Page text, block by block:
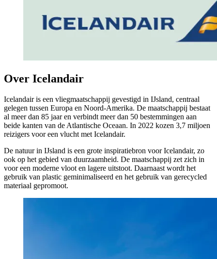
Over Icelandair
Icelandair is een vliegmaatschappij gevestigd in IJsland, centraal
gelegen tussen Europa en Noord-Amerika. De maatschappij bestaat
al meer dan 85 jaar en verbindt meer dan 50 bestemmingen aan
beide kanten van de Atlantische Oceaan. In 2022 kozen 3,7 miljoen
reizigers voor een vlucht met Icelandair.
De natuur in IJsland is een grote inspiratiebron voor Icelandair, zo
ook op het gebied van duurzaamheid. De maatschappij zet zich in
voor een moderne vloot en lagere uitstoot. Daarnaast wordt het
gebruik van plastic geminimaliseerd en het gebruik van gerecycled
materiaal gepromoot.